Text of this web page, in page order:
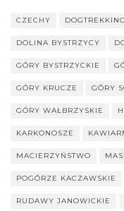
CZECHY DOGTREKKING
DOLINA BYSTRZYCY
GÓRY BYSTRZYCKIE
GÓRY KRUCZE GÓRY
GÓRY WAŁBRZYSKIE
KARKONOSZE
MACIERZYŃSTWO
POGÓRZE KACZAWSKIE
RUDAWY JANOWICKIE